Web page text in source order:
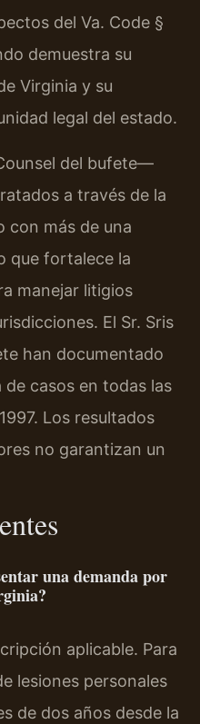
del Va. Code §
demuestra su
Virginia y su
legal del estado.
del bufete—
a través de la
más de una
que fortalece la
manejar litigios
El Sr. Sris
han documentado
casos en todas las
Los resultados
no garantizan un
una demanda por
aplicable. Para
lesiones personales
de dos años desde la